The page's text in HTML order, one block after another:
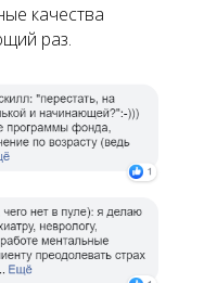
качества
раз.